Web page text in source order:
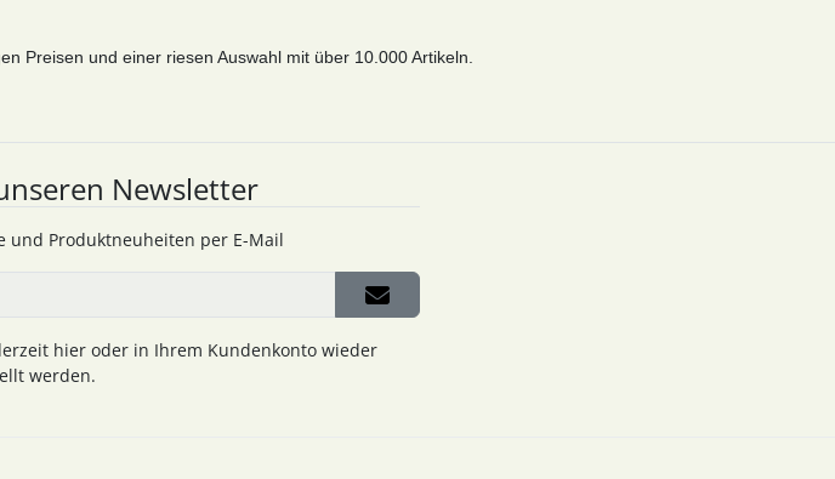
Preisen und einer riesen Auswahl mit über 10.000 Artikeln.
Newsletter
und Produktneuheiten per E-Mail
hier oder in Ihrem Kundenkonto wieder
werden.